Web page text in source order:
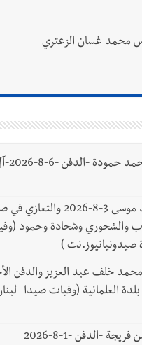
محمد غسان الزعتري
وفاة
والشحوري وشحادة وحمود
صيدونيانيوز.نت )
بلدة العلمانية (وفيات صيدا-
-الدفن -1-8-2026